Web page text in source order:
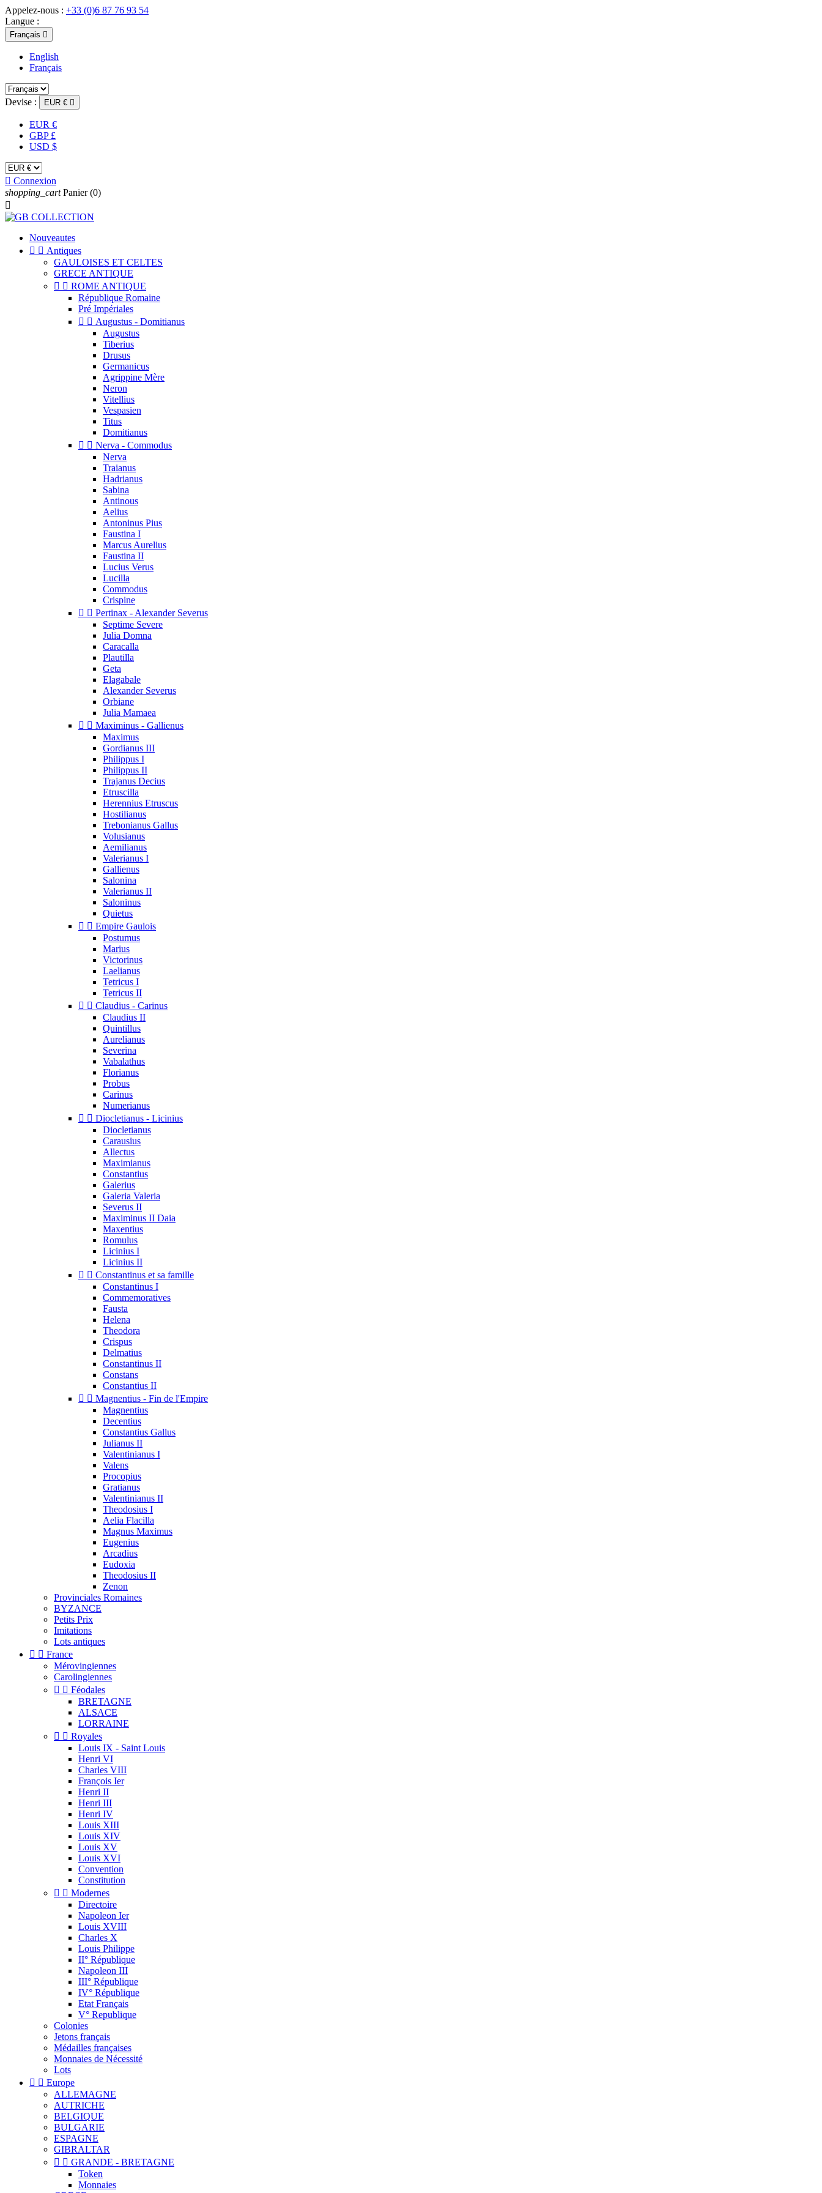
Appelez-nous : +33 (0)6 87 76 93 54
Langue :
Français 
English
Français
Devise : EUR € 
EUR €
GBP £
USD $
 Connexion
shopping_cart Panier (0)

Nouveautes
  Antiques
GAULOISES ET CELTES
GRECE ANTIQUE
  ROME ANTIQUE
République Romaine
Pré Impériales
  Augustus - Domitianus
Augustus
Tiberius
Drusus
Germanicus
Agrippine Mère
Neron
Vitellius
Vespasien
Titus
Domitianus
  Nerva - Commodus
Nerva
Traianus
Hadrianus
Sabina
Antinous
Aelius
Antoninus Pius
Faustina I
Marcus Aurelius
Faustina II
Lucius Verus
Lucilla
Commodus
Crispine
  Pertinax - Alexander Severus
Septime Severe
Julia Domna
Caracalla
Plautilla
Geta
Elagabale
Alexander Severus
Orbiane
Julia Mamaea
  Maximinus - Gallienus
Maximus
Gordianus III
Philippus I
Philippus II
Trajanus Decius
Etruscilla
Herennius Etruscus
Hostilianus
Trebonianus Gallus
Volusianus
Aemilianus
Valerianus I
Gallienus
Salonina
Valerianus II
Saloninus
Quietus
  Empire Gaulois
Postumus
Marius
Victorinus
Laelianus
Tetricus I
Tetricus II
  Claudius - Carinus
Claudius II
Quintillus
Aurelianus
Severina
Vabalathus
Florianus
Probus
Carinus
Numerianus
  Diocletianus - Licinius
Diocletianus
Carausius
Allectus
Maximianus
Constantius
Galerius
Galeria Valeria
Severus II
Maximinus II Daia
Maxentius
Romulus
Licinius I
Licinius II
  Constantinus et sa famille
Constantinus I
Commemoratives
Fausta
Helena
Theodora
Crispus
Delmatius
Constantinus II
Constans
Constantius II
  Magnentius - Fin de l'Empire
Magnentius
Decentius
Constantius Gallus
Julianus II
Valentinianus I
Valens
Procopius
Gratianus
Valentinianus II
Theodosius I
Aelia Flacilla
Magnus Maximus
Eugenius
Arcadius
Eudoxia
Theodosius II
Zenon
Provinciales Romaines
BYZANCE
Petits Prix
Imitations
Lots antiques
  France
Mérovingiennes
Carolingiennes
  Féodales
BRETAGNE
ALSACE
LORRAINE
  Royales
Louis IX - Saint Louis
Henri VI
Charles VIII
François Ier
Henri II
Henri III
Henri IV
Louis XIII
Louis XIV
Louis XV
Louis XVI
Convention
Constitution
  Modernes
Directoire
Napoleon Ier
Louis XVIII
Charles X
Louis Philippe
II° République
Napoleon III
III° République
IV° République
Etat Français
V° Republique
Colonies
Jetons français
Médailles françaises
Monnaies de Nécessité
Lots
  Europe
ALLEMAGNE
AUTRICHE
BELGIQUE
BULGARIE
ESPAGNE
GIBRALTAR
  GRANDE - BRETAGNE
Token
Monnaies